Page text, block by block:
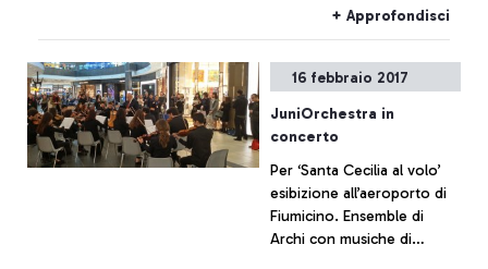
dalla nuova area di imbarco
+ Approfondisci
16 febbraio 2017
JuniOrchestra in
concerto
Per ‘Santa Cecilia al volo’
esibizione all’aeroporto di
Fiumicino. Ensemble di
Archi con musiche di